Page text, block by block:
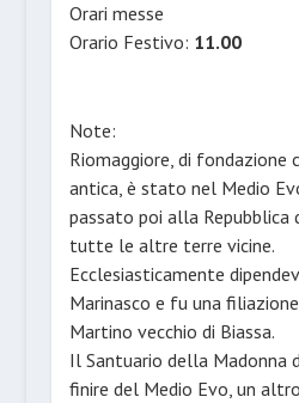
Orari messe
Orario Festivo: 11.00
Note:
Riomaggiore, di
antica, è stato nel Medio
passato poi alla Repubblica
tutte le altre terre vicine.
Ecclesiasticamente
Marinasco e fu una
Martino vecchio di Biassa.
Il Santuario della Madonna
finire del Medio Evo, un